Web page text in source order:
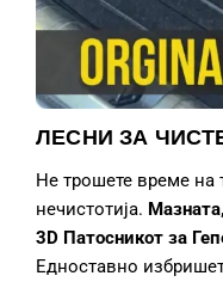
ЛЕСНИ ЗА
Не трошете време
нечистотија.
3D Патосникот за
Едноставно